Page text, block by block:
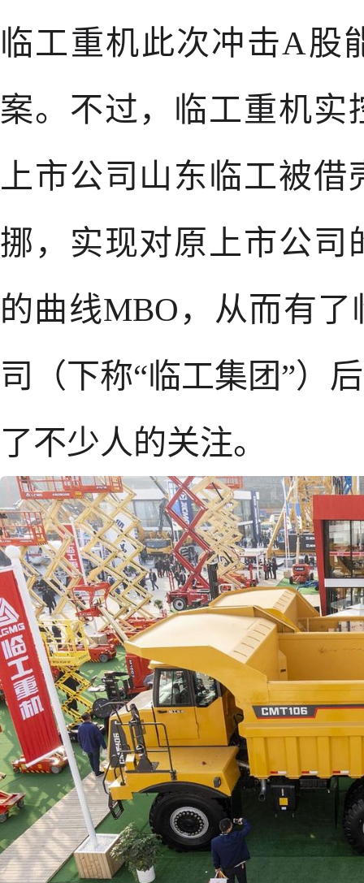
临工重机此次冲击A股
案。不过，临工重机实
上市公司山东临工被
挪，实现对原上市公司
的曲线MBO，从而有
司（下称“临工集团”）
了不少人的关注。